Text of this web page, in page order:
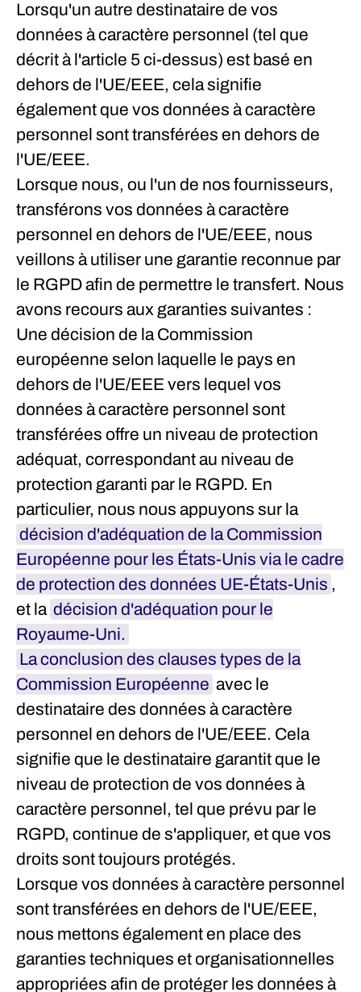
Lorsqu'un autre destinataire de vos
données à caractère personnel (tel que
décrit à l'article 5 ci-dessus) est basé en
dehors de l'UE/EEE, cela signifie
également que vos données à caractère
personnel sont transférées en dehors de
l'UE/EEE.
Lorsque nous, ou l'un de nos fournisseurs,
transférons vos données à caractère
personnel en dehors de l'UE/EEE, nous
veillons à utiliser une garantie reconnue par
le RGPD afin de permettre le transfert. Nous
avons recours aux garanties suivantes :
Une décision de la Commission
européenne selon laquelle le pays en
dehors de l'UE/EEE vers lequel vos
données à caractère personnel sont
transférées offre un niveau de protection
adéquat, correspondant au niveau de
protection garanti par le RGPD. En
particulier, nous nous appuyons sur la
décision d'adéquation de la Commission
Européenne pour les États-Unis via le cadre
de protection des données UE-États-Unis ,
et la décision d'adéquation pour le
Royaume-Uni.
La conclusion des clauses types de la
Commission Européenne avec le
destinataire des données à caractère
personnel en dehors de l'UE/EEE. Cela
signifie que le destinataire garantit que le
niveau de protection de vos données à
caractère personnel, tel que prévu par le
RGPD, continue de s'appliquer, et que vos
droits sont toujours protégés.
Lorsque vos données à caractère personnel
sont transférées en dehors de l'UE/EEE,
nous mettons également en place des
garanties techniques et organisationnelles
appropriées afin de protéger les données à